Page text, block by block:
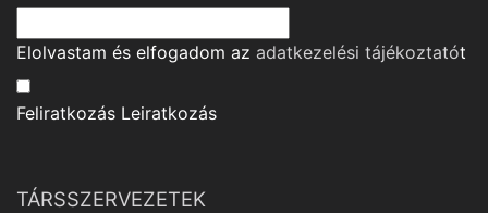
Elolvastam és elfogadom az adatkezelési tájékoztatót
Feliratkozás Leiratkozás
TÁRSSZERVEZETEK